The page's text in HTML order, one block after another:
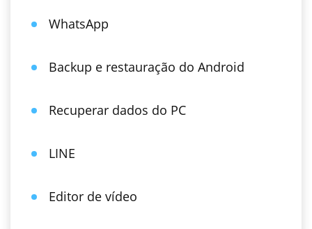
WhatsApp
Backup e restauração do Android
Recuperar dados do PC
LINE
Editor de vídeo